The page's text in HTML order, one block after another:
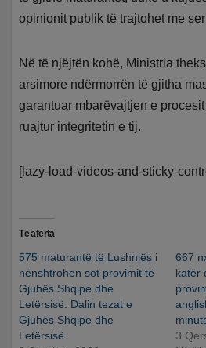
opinionit publik të trajtohet me
Në të njëjtën kohë, Ministria
arsimore ndërmorrën të gjitha
garantuar mbarëvajtjen e
ruajtur integritetin e tij.
[lazy-load-videos-and-sticky-
Të afërta
575 maturantë të Lushnjës i
nënshtrohen sot provimit të
Gjuhës Shqipe dhe
Letërsisë. Dalin tezat e
Gjuhës Shqipe dhe
Letërsisë
667
katër
3